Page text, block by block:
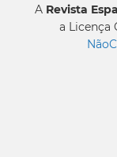
A Revista
a Licença